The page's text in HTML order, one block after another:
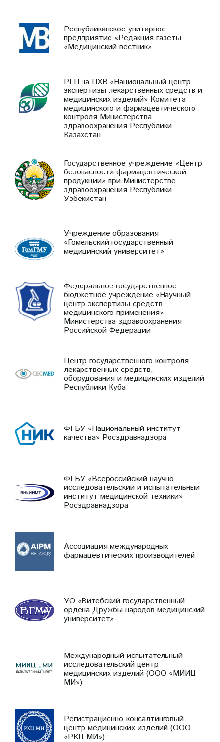
Республиканское унитарное
предприятие «Редакция газеты
«Медицинский вестник»
РГП на ПХВ «Национальный центр
экспертизы лекарственных средств и
медицинских изделий» Комитета
медицинского и фармацевтического
контроля Министерства
здравоохранения Республики
Казахстан
Государственное учреждение «Центр
безопасности фармацевтической
продукции» при Министерстве
здравоохранения Республики
Узбекистан
Учреждение образования
«Гомельский государственный
медицинский университет»
Федеральное государственное
бюджетное учреждение «Научный
центр экспертизы средств
медицинского применения»
Министерства здравоохранения
Российской Федерации
Центр государственного контроля
лекарственных средств,
оборудования и медицинских изделий
Республики Куба
ФГБУ «Национальный институт
качества» Росздравнадзора
ФГБУ «Всероссийский научно-
исследовательский и испытательный
институт медицинской техники»
Росздравнадзора
Ассоциация международных
фармацевтических производителей
УО «Витебский государственный
ордена Дружбы народов медицинский
университет»
Международный испытательный
исследовательский центр
медицинских изделий (ООО «МИИЦ
МИ»)
Регистрационно-консалтинговый
центр медицинских изделий (ООО
«РКЦ МИ»)